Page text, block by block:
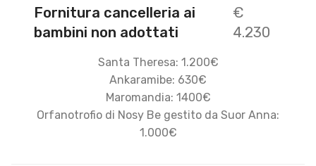
Fornitura cancelleria ai
bambini non adottati
€
4.230
Santa Theresa: 1.200€
Ankaramibe: 630€
Maromandia: 1400€
Orfanotrofio di Nosy Be gestito da Suor Anna:
1.000€